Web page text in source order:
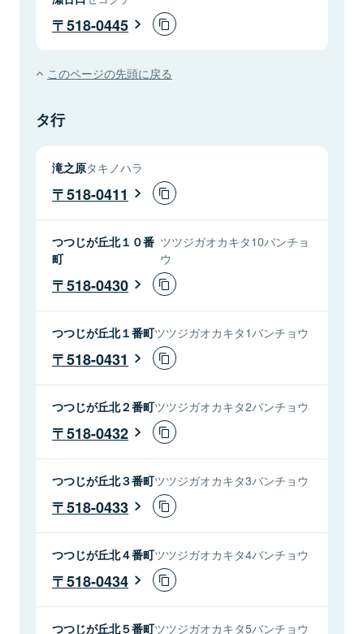
518-0445
このページの先頭に戻る
タ行
滝之原タキノハラ
518-0411
つつじが丘北１０番
町
ツツジガオカキタ10バンチョ
ウ
518-0430
つつじが丘北１番町ツツジガオカキタ1バンチョウ
518-0431
つつじが丘北２番町ツツジガオカキタ2バンチョウ
518-0432
つつじが丘北３番町ツツジガオカキタ3バンチョウ
518-0433
つつじが丘北４番町ツツジガオカキタ4バンチョウ
518-0434
つつじが丘北５番町ツツジガオカキタ5バンチョウ